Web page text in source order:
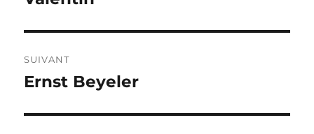
SUIVANT
Publication
Ernst Beyeler